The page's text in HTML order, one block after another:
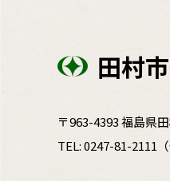
田村
〒963-4393 福島県
TEL:0247-81-2111